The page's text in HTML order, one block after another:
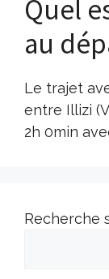
Quel
au
Le trajet
entre Illizi
2h 0min
Recherche